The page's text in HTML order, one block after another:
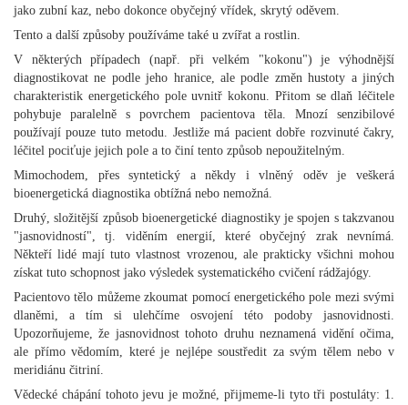
jako zubní kaz, nebo dokonce obyčejný vřídek, skrytý oděvem.
Tento a další způsoby používáme také u zvířat a rostlin.
V některých případech (např. při velkém "kokonu") je výhodnější
diagnostikovat ne podle jeho hranice, ale podle změn hustoty a jiných
charakteristik energetického pole uvnitř kokonu. Přitom se dlaň léčitele
pohybuje paralelně s povrchem pacientova těla. Mnozí senzibilové
používají pouze tuto metodu. Jestliže má pacient dobře rozvinuté čakry,
léčitel pociťuje jejich pole a to činí tento způsob nepoužitelným.
Mimochodem, přes syntetický a někdy i vlněný oděv je veškerá
bioenergetická diagnostika obtížná nebo nemožná.
Druhý, složitější způsob bioenergetické diagnostiky je spojen s takzvanou
"jasnovidností", tj. viděním energií, které obyčejný zrak nevnímá.
Někteří lidé mají tuto vlastnost vrozenou, ale prakticky všichni mohou
získat tuto schopnost jako výsledek systematického cvičení rádžajógy.
Pacientovo tělo můžeme zkoumat pomocí energetického pole mezi svými
dlaněmi, a tím si ulehčíme osvojení této podoby jasnovidnosti.
Upozorňujeme, že jasnovidnost tohoto druhu neznamená vidění očima,
ale přímo vědomím, které je nejlépe soustředit za svým tělem nebo v
meridiánu čitriní.
Vědecké chápání tohoto jevu je možné, přijmeme-li tyto tři postuláty: 1.